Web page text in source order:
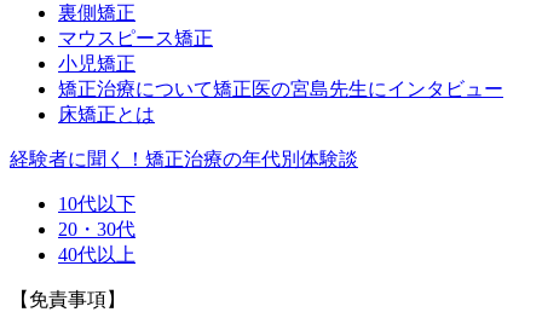
裏側矯正
マウスピース矯正
小児矯正
矯正治療について矯正医の宮島先生にインタビュー
床矯正とは
経験者に聞く！矯正治療の年代別体験談
10代以下
20・30代
40代以上
【免責事項】